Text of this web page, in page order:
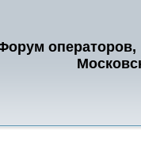
операторов,